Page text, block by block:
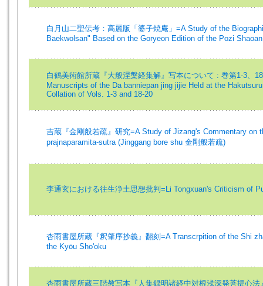
白月山二聖伝考：高麗版「婆子焼庵」=A Study of the
Baekwolsan" Based on the Goryeon Edition of the Pozi Shaoan
白鶴美術館所蔵『大般涅槃経集解』写本について : 巻第1-3、
Manuscripts of the Da banniepan jing jijie Held at the
Collation of Vols. 1-3 and 18-20
吉蔵『金剛般若疏』研究=A Study of Jizang's Commentary on
prajnaparamita-sutra (Jinggang bore shu 金剛般若疏)
李通玄における往生浄土思想批判=Li Tongxuan's Criticism of
杏雨書屋所蔵『釈肇序抄義』翻刻=A Transcrpition of the Shi
the Kyōu Sho'oku
杏雨書屋所蔵三階教写本『人集録明諸経中対根浅深発菩提心法